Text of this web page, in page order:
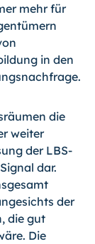
mehr für
in den
die
weiter
der LBS-
dar.
der
die gut
Die